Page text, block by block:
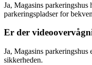
Ja, Magasins
parkeringspladser for
Er der
Ja, Magasins
sikkerheden.